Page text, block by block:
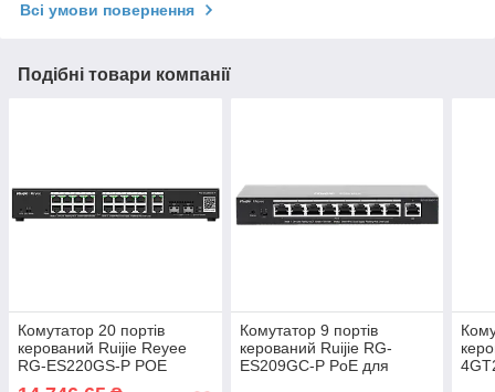
Всі умови повернення
Подібні товари компанії
Комутатор 20 портів
керований Ruijie Reyee
RG-ES220GS-P POE
Комутатор 9 портів
керований Ruijie RG-
ES209GC-P PoE для